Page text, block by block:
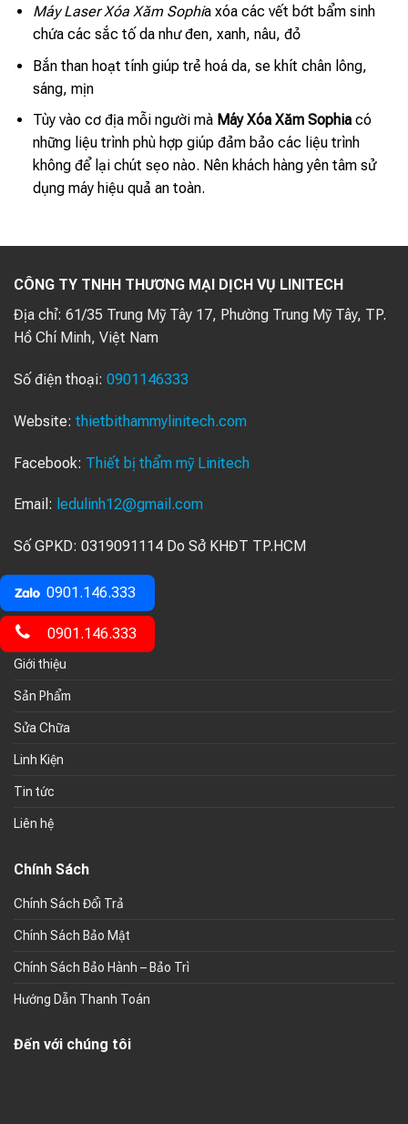
Máy Laser Xóa Xăm Sophia xóa các vết bớt bẩm sinh
chứa các sắc tố da như đen, xanh, nâu, đỏ
Bắn than hoạt tính giúp trẻ hoá da, se khít chân lông,
sáng, mịn
Tùy vào cơ địa mỗi người mà Máy Xóa Xăm Sophiacó
những liệu trình phù hợp giúp đảm bảo các liệu trình
không để lại chút sẹo nào. Nên khách hàng yên tâm sử
dụng máy hiệu quả an toàn.
CÔNG TY TNHH THƯƠNG MẠI DỊCH VỤ LINITECH
Địa chỉ: 61/35 Trung Mỹ Tây 17, Phường Trung Mỹ Tây, TP.
Hồ Chí Minh, Việt Nam
Số điện thoại: 0901146333
Website: thietbithammylinitech.com
Facebook: Thiết bị thẩm mỹ Linitech
Email: ledulinh12@gmail.com
Số GPKD: 0319091114 Do Sở KHĐT TP.HCM
Cấp Ngày 6/8/2025
Về Chúng Tối
Giới thiệu
Sản Phẩm
Sửa Chữa
Linh Kiện
Tin tức
Liên hệ
Chính Sách
Chính Sách Đổi Trả
Chính Sách Bảo Mật
Chính Sách Bảo Hành – Bảo Trì
Hướng Dẫn Thanh Toán
Đến với chúng tôi
0901.146.333
0901.146.333